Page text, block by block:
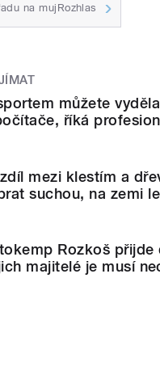
na mujRozhlas
můžete
říká
mezi klestím a
suchou, na zemi
Rozkoš
majitelé je musí